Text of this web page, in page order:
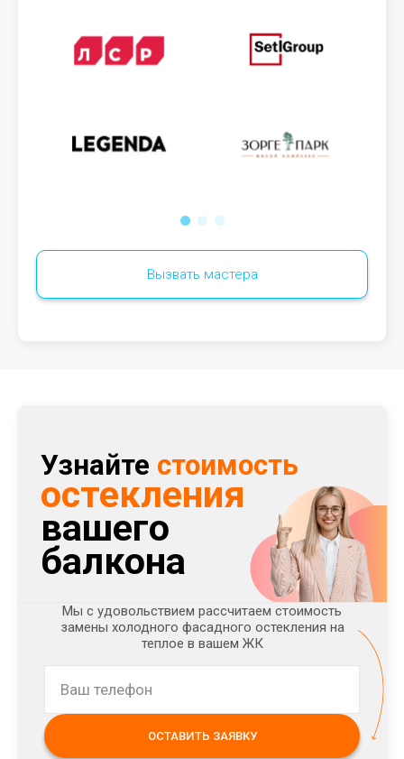
Вызвать мастера
Узнайте стоимость
остекления
вашего
балкона
Мы с удовольствием рассчитаем стоимость
замены холодного фасадного остекления на
теплое в вашем ЖК
ОСТАВИТЬ ЗАЯВКУ